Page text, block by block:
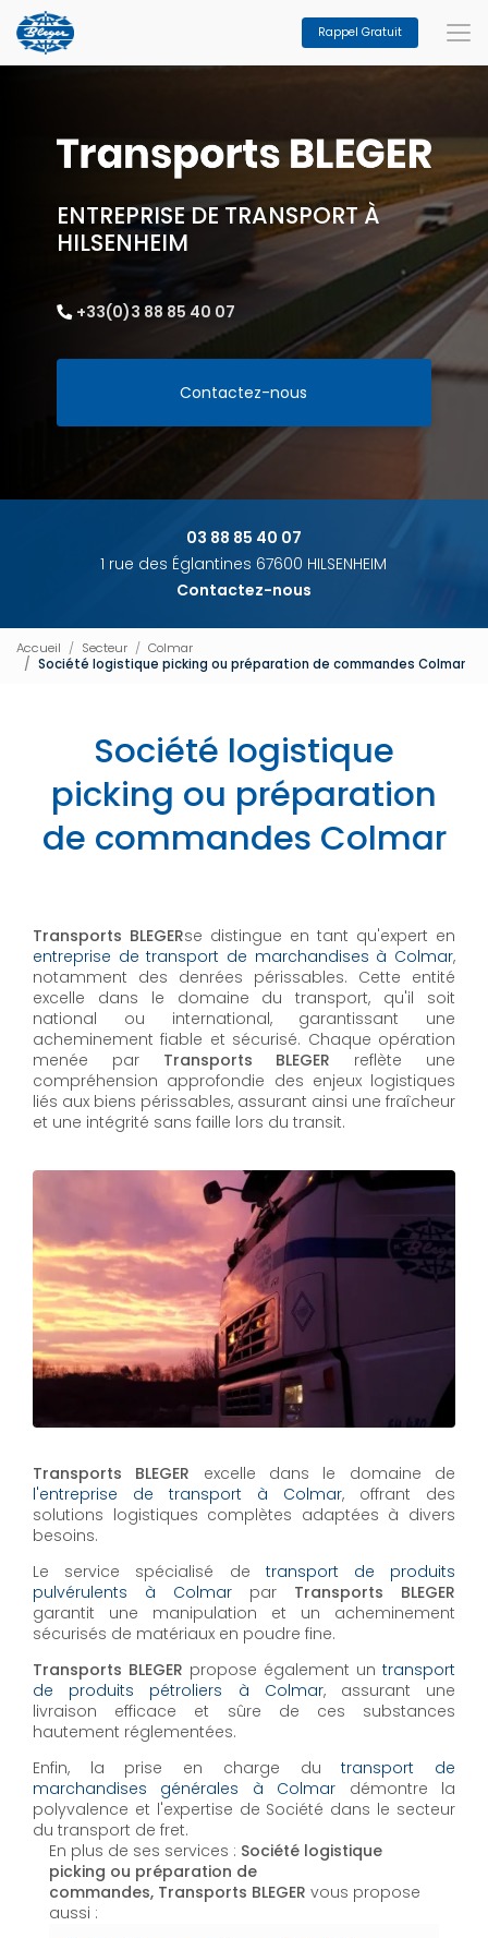
Aller
au
contenu
principal
Rappel Gratuit
ENTREPRISE DE TRANSPORT À
HILSENHEIM
+33(0)3 88 85 40 07
Contactez-nous
03 88 85 40 07
1 rue des Églantines 67600 HILSENHEIM
Contactez-nous
Accueil Secteur
Colmar
Société logistique picking ou préparation de commandes Colmar
Société logistique
picking ou préparation
de commandes Colmar
Transports BLEGERse distingue en tant qu'expert en
entreprise de transport de marchandises à Colmar,
notamment des denrées périssables. Cette entité
excelle dans le domaine du transport, qu'il soit
national ou international, garantissant une
acheminement fiable et sécurisé. Chaque opération
menée par Transports BLEGER reflète une
compréhension approfondie des enjeux logistiques
liés aux biens périssables, assurant ainsi une fraîcheur
et une intégrité sans faille lors du transit.
Transports BLEGER excelle dans le domaine de
l'entreprise de transport à Colmar, offrant des
solutions logistiques complètes adaptées à divers
besoins.
Le service spécialisé de transport de produits
pulvérulents à Colmar par Transports BLEGER
garantit une manipulation et un acheminement
sécurisés de matériaux en poudre fine.
Transports BLEGER propose également un transport
de produits pétroliers à Colmar, assurant une
livraison efficace et sûre de ces substances
hautement réglementées.
Enfin, la prise en charge dutransport de
marchandises générales à Colmar démontre la
polyvalence et l'expertise de Société dans le secteur
du transport de fret.
En plus de ses services : Société logistique
picking ou préparation de
commandes, Transports BLEGER vous propose
aussi :